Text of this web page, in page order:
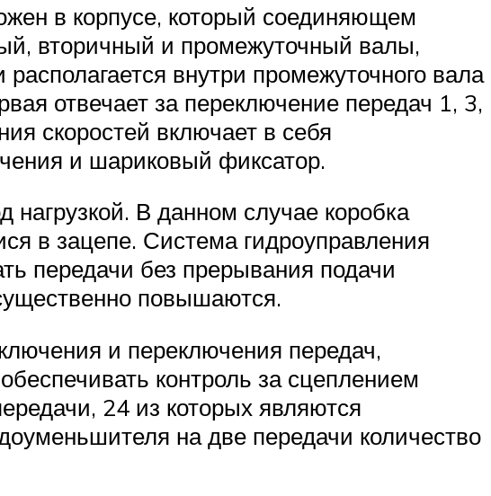
в корпусе, который соединяющем
вторичный и промежуточный валы,
внутри промежуточного вала
отвечает за переключение передач 1, 3,
скоростей включает в себя
и шариковый фиксатор.
В данном случае коробка
в зацепе. Система гидроуправления
передачи без прерывания подачи
повышаются.
и переключения передач,
контроль за сцеплением
24 из которых являются
на две передачи количество